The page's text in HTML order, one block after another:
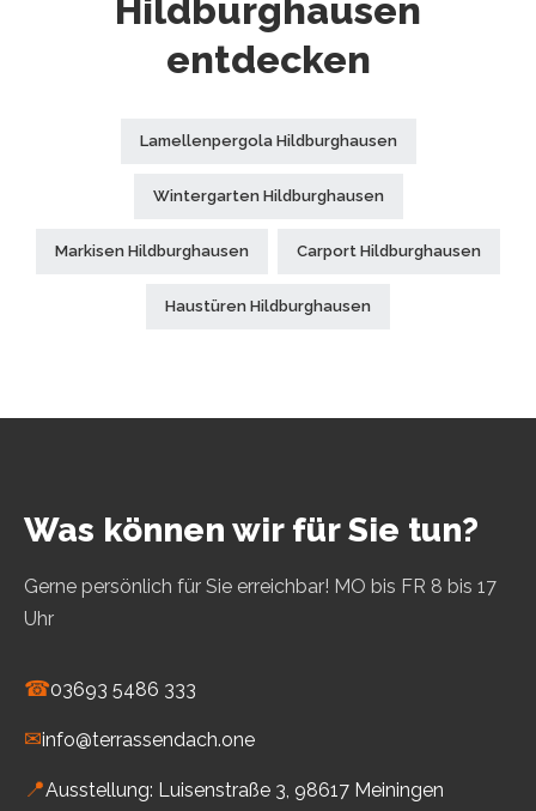
Hildburghausen
entdecken
Lamellenpergola Hildburghausen
Wintergarten Hildburghausen
Markisen Hildburghausen Carport Hildburghausen
Haustüren Hildburghausen
Was können wir für Sie tun?
Gerne persönlich für Sie erreichbar! MO bis FR 8 bis 17
Uhr
☎03693 5486 333
✉info@terrassendach.one
📍Ausstellung: Luisenstraße 3, 98617 Meiningen